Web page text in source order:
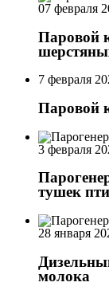
07 февраля
Паровой
7 февраля
Паровой
3 февраля
тушек
28 января
молока